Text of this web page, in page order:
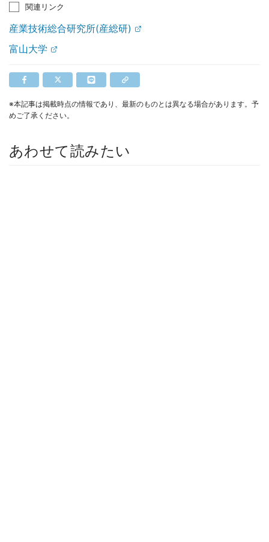
関連リンク
産業技術総合研究所(産総研)
富山大学
※本記事は掲載時点の情報であり、最新のものとは異なる場合があります。予
めご了承ください。
あわせて読みたい